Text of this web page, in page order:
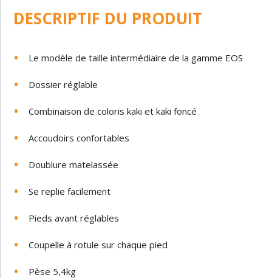
DESCRIPTIF DU PRODUIT
Le modèle de taille intermédiaire de la gamme EOS
Dossier réglable
Combinaison de coloris kaki et kaki foncé
Accoudoirs confortables
Doublure matelassée
Se replie facilement
Pieds avant réglables
Coupelle à rotule sur chaque pied
Pèse 5,4kg